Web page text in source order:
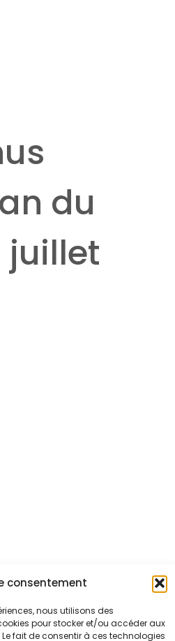
consentement
nous utilisons des
pour stocker et/ou accéder aux
fait de consentir à ces technologies
du
juillet